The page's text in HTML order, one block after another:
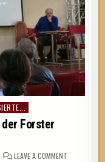
Forster
LEAVE A COMMENTON